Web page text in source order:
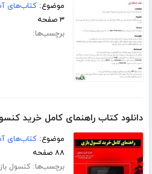
موضوع:کتاب‌های
۳ صفحه
برچسب‌ها:
دانلود کتاب راهنمای کامل خرید
موضوع:کتاب‌های
۸۸ صفحه
برچسب‌ها:کنسول